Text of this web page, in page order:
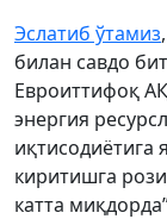
Эслатиб ўтамиз
билан савдо
Евроиттифоқ
энергия
иқтисодиётига
киритишга
катта